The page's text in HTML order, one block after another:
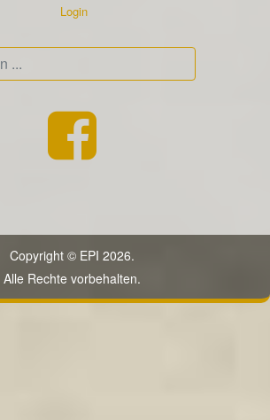
Login
Copyright © EPI 2026.
Alle Rechte vorbehalten.